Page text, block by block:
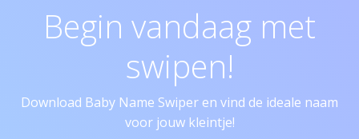
Begin vandaag met
swipen!
Download Baby Name Swiper en vind de ideale naam
voor jouw kleintje!